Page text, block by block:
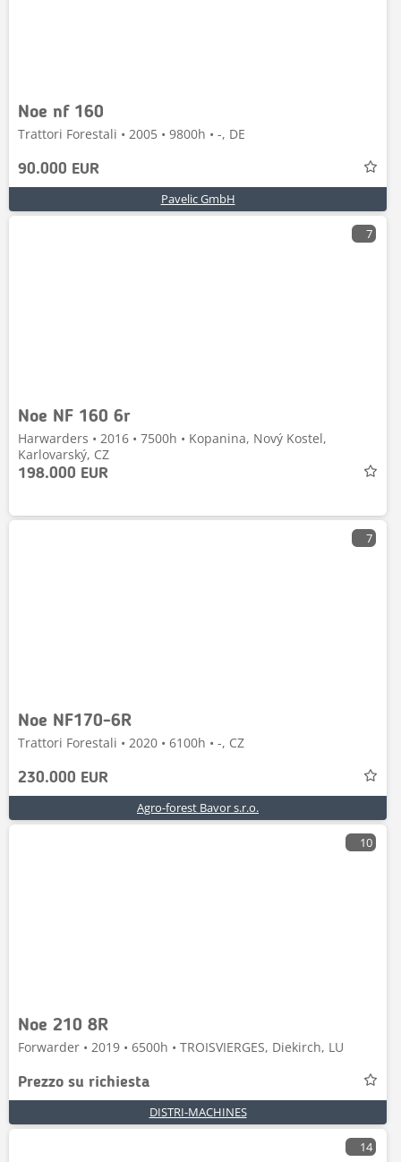
Noe nf 160
Trattori Forestali • 2005 • 9800h • -, DE
90.000 EUR
Pavelic GmbH
7
Noe NF 160 6r
Harwarders • 2016 • 7500h • Kopanina, Nový Kostel,
Karlovarský, CZ
198.000 EUR
7
Noe NF170-6R
Trattori Forestali • 2020 • 6100h • -, CZ
230.000 EUR
Agro-forest Bavor s.r.o.
10
Noe 210 8R
Forwarder • 2019 • 6500h • TROISVIERGES, Diekirch, LU
Prezzo su richiesta
DISTRI-MACHINES
14